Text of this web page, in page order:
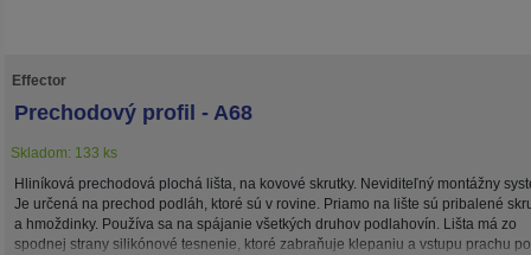
Effector
Prechodový profil - A68
Skladom: 133 ks
Hliníková prechodová plochá lišta, na kovové skrutky. Neviditeľný montážny
Je určená na prechod podláh, ktoré sú v rovine. Priamo na lište sú pribalené
a hmoždinky. Používa sa na spájanie všetkých druhov podlahovín. Lišta má zo
spodnej strany silikónové tesnenie, ktoré zabraňuje klepaniu a vstupu prachu